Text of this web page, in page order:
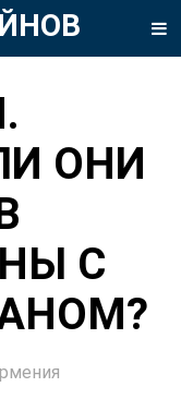
ОНИ
С